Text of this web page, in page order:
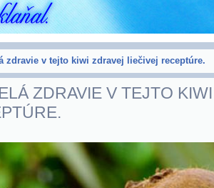
zdravie v tejto kiwi zdravej liečivej receptúre.
ZDRAVIE V TEJTO KIWI